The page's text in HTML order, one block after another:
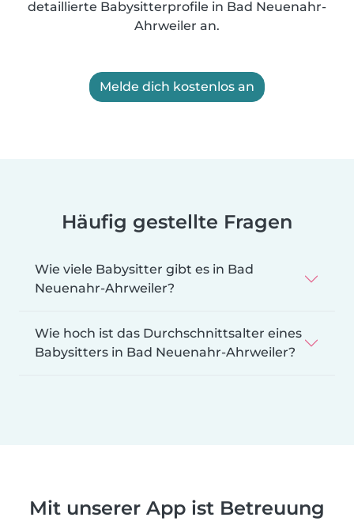
detaillierte Babysitterprofile in Bad Neuenahr-
Ahrweiler an.
Melde dich kostenlos an
Häufig gestellte Fragen
Wie viele Babysitter gibt es in Bad
Neuenahr-Ahrweiler?
Wie hoch ist das Durchschnittsalter eines
Babysitters in Bad Neuenahr-Ahrweiler?
Mit unserer App ist Betreuung